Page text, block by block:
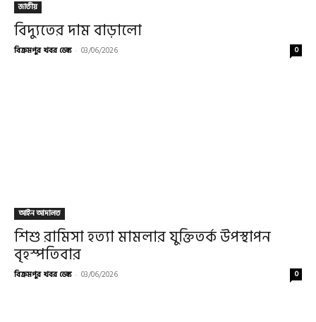
জাতীয়
বিদ্যুতের দাম বাড়ালো
বিক্রমপুর খবর ডেস্ক - 03/06/2026 0
আইন আদালত
শিশু রামিসা হত্যা মামলার যুক্তিতর্ক উপস্থাপন
বৃহস্পতিবার
বিক্রমপুর খবর ডেস্ক - 03/06/2026 0